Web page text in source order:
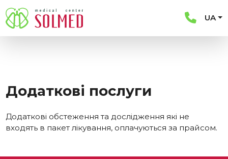
UA
Додаткові послуги
Додаткові обстеження та дослідження які не
входять в пакет лікування, оплачуються за прайсом.